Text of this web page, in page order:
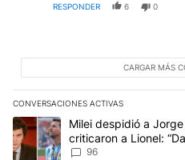
RESPONDER 6 0
CARGAR MÁS
CONVERSACIONES ACTIVAS
Este listado muestra los
Un artículo de tendencia con el
Milei despidió a
criticaron a Lionel:
anti-Messi”
96